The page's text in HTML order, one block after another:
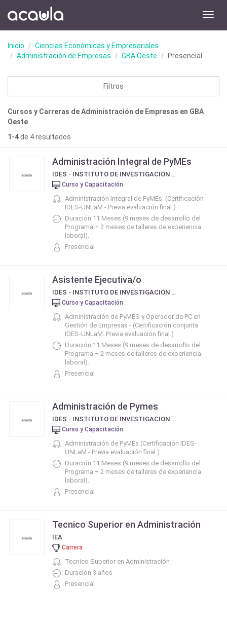
Inicio
Ciencias Económicas y Empresariales
Administración de Empresas
GBA Oeste Presencial
Filtros
Cursos y Carreras de Administración de Empresas en GBA
Oeste
1-4de 4 resultados
Administración Integral de PyMEs
IDES - INSTITUTO DE INVESTIGACIÓN Y DESARROLLO EMPRESARIO Y SOCIAL
Curso y Capacitación
Administración Integral de PyMEs. (Certificación
IDES-UNLaM - Previa evaluación final.)
Duración 11 Meses (9 meses de desarrollo del
Programa + 2 meses de talleres de experiencia
laboral).
Presencial
Asistente Ejecutiva/o
IDES - INSTITUTO DE INVESTIGACIÓN Y DESARROLLO EMPRESARIO Y SOCIAL
Curso y Capacitación
Administración de PyMES y Operador de PC en
Gestión de Empresas - (Certificación conjunta
IDES-UNLaM. Previa evaluación final.)
Duración 11 Meses (9 meses de desarrollo del
Programa + 2 meses de talleres de experiencia
laboral).
Presencial
Administración de Pymes
IDES - INSTITUTO DE INVESTIGACIÓN Y DESARROLLO EMPRESARIO Y SOCIAL
Curso y Capacitación
Administración de PyMEs (Certificación IDES-
UNLaM - Previa evaluación final.)
Duración 11 Meses (9 meses de desarrollo del
Programa + 2 meses de talleres de experiencia
laboral).
Presencial
Tecnico Superior en Administración
IEA
Carrera
Tecnico Superior en Administración
Duración 3 años
Presencial